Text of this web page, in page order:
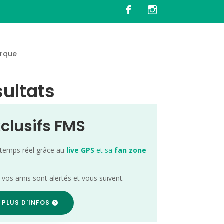
FMS
réel grâce au live GPS et sa fan zone
vos amis sont alertés et vous suivent.
PLUS D'INFOS